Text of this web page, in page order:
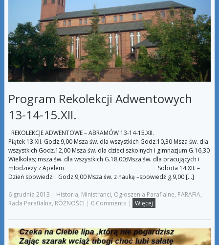
Program Rekolekcji Adwentowych
13-14-15.XII.
REKOLEKCJE ADWENTOWE – ABRAMÓW 13-14-15.XII.
Piątek 13.XII. Godz.9,00 Msza św. dla wszystkich Godz.10,30 Msza św. dla
wszystkich Godz.12,00 Msza św. dla dzieci szkolnych i gimnazjum G.16,30
Wielkolas; msza św. dla wszystkich G.18,00;Msza św. dla pracujących i
młodzieży z Apelem Sobota 14.XII. –
Dzień spowiedzi : Godz.9,00 Msza św. z nauką –spowiedź g.9,00 […]
6 grudnia 2013 | Historia, Ministranci, Ogłoszenia Parafialne, PARAFIA,
Rada Parafialna, RÓŻNOŚCI | 0 Comments | Więcej